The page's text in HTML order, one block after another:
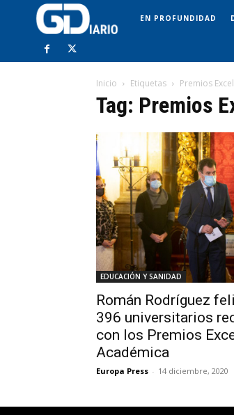
EN PROFUNDIDAD
Inicio Etiquetas Premios
Tag: Premios
EDUCACIÓN Y SANIDAD
Román Rodríguez
396 universitarios
con los Premios
Académica
Europa Press - 14 diciembre, 2020